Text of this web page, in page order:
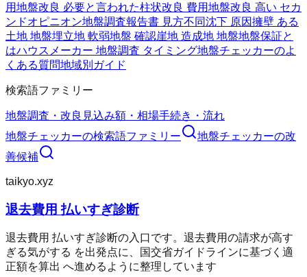
用地盤改良 必要と言われた柱状改良 費用地盤改良 高い セカ
ンドオピニオン地盤調査報告書 見方不同沈下 原因擁壁 ある
土地 地盤埋立地 軟弱地盤 確認崖地 造成地 地盤地盤保証と
はハウスメーカー 地盤調査 タイミング地盤チェッカーのよ
くある質問地域別ガイド
検索語ファミリー
地盤調査・改良 見込み額・相場手続き・流れ
地盤チェッカーの検索語ファミリー 地盤チェッカーの改
善候補
taikyo.xyz
退去費用 払いすぎ診断
退去費用 払いすぎ診断の入口です。退去費用の請求が高す
ぎる気がする を出発点に、国交省ガイドラインに基づく適
正額を算出 へ進めるように整理しています